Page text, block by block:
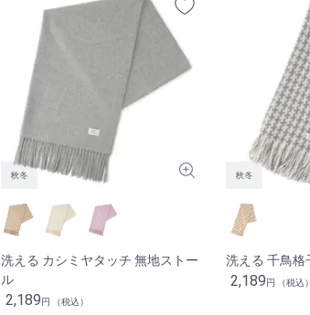
洗える カシミヤタッチ 無地ストー
ル
2,189円 （税込）
洗える 千鳥格
2,189円 （税込